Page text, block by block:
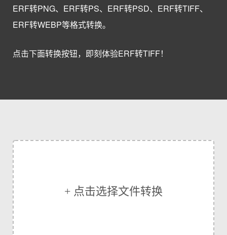
ERF转PNG、ERF转PS、ERF转PSD、ERF转TIFF、
ERF转WEBP等格式转换。
点击下面转换按钮，即刻体验ERF转TIFF！
+ 点击选择文件转换